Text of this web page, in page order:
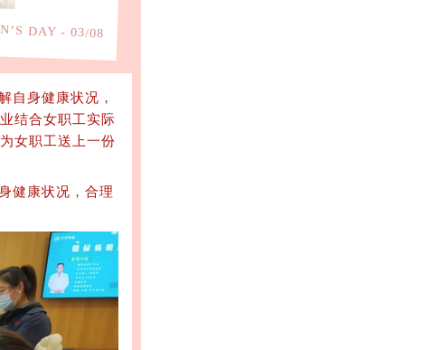
DAY - 03/08
自身健康状况，
结合女职工实际
女职工送上一份
健康状况，合理